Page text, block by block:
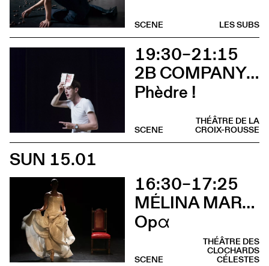
LES SUBS
SCENE
19:30–21:15
2B COMPANY - FRANÇOIS GREMAUD
Phèdre !
THÉÂTRE DE LA
CROIX-ROUSSE
SCENE
SUN 15.01
16:30–17:25
MÉLINA MARTIN
Opα
THÉÂTRE DES
CLOCHARDS
CÉLESTES
SCENE